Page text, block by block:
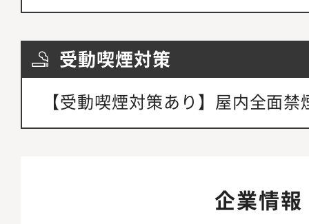
受動喫煙対策
【受動喫煙対策あり】屋内全面禁
企業情報